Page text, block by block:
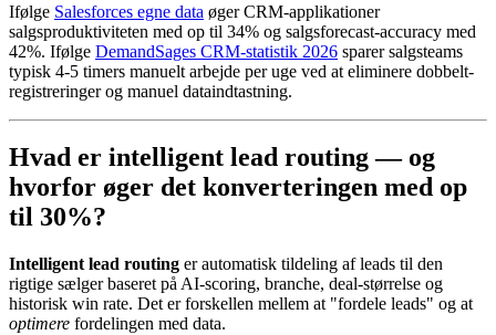
Ifølge Salesforces egne data øger CRM-applikationer
salgsproduktiviteten med op til 34% og salgsforecast-accuracy med
42%. Ifølge DemandSages CRM-statistik 2026 sparer salgsteams
typisk 4-5 timers manuelt arbejde per uge ved at eliminere dobbelt-
registreringer og manuel dataindtastning.
Hvad er intelligent lead routing — og
hvorfor øger det konverteringen med op
til 30%?
Intelligent lead routing er automatisk tildeling af leads til den
rigtige sælger baseret på AI-scoring, branche, deal-størrelse og
historisk win rate. Det er forskellen mellem at "fordele leads" og at
optimere fordelingen med data.